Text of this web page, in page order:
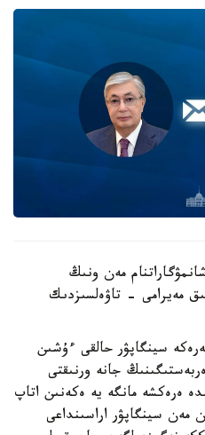
مەن ونىڭ
مەيرامى - تاۋەلسىزدىك
سينگاپۋر حالقى ءۇشىن
جانە ورنىقتى
ەرەكشە مانگە يە ەكەنىن اتاپ
مەن سينگاپۋر اراسىنداعى